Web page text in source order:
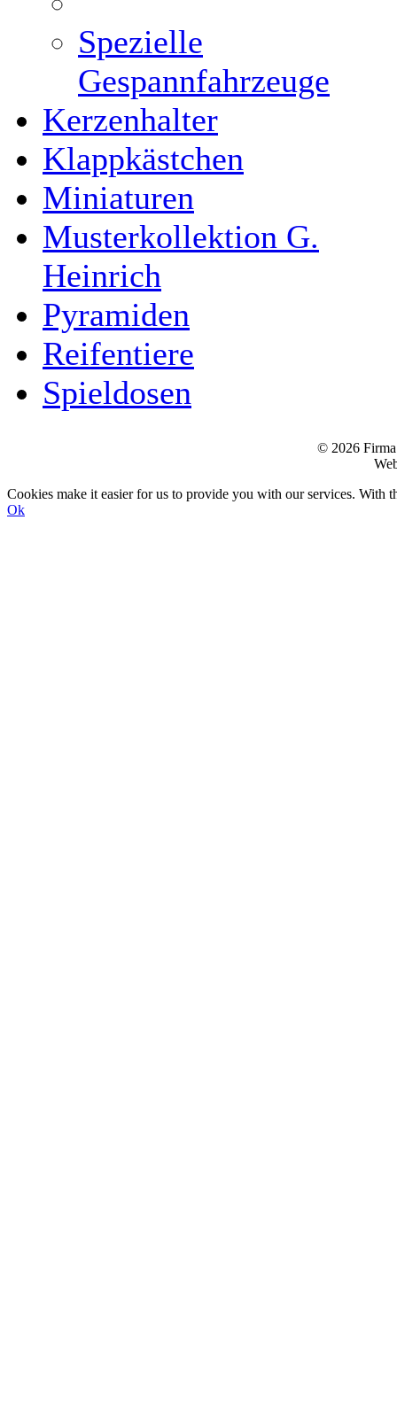
Spezielle
Gespannfahrzeuge
Kerzenhalter
Klappkästchen
Miniaturen
Musterkollektion G.
Heinrich
Pyramiden
Reifentiere
Spieldosen
© 2026
Cookies make it easier for us to provide you with our services. With
Ok